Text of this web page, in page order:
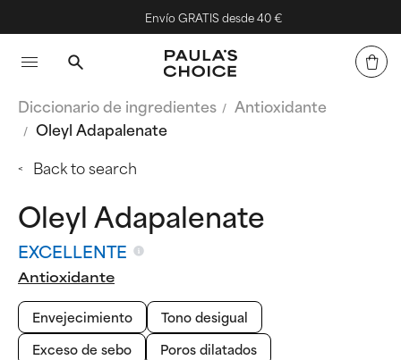
Envío GRATIS desde 40 €
Diccionario de ingredientes
Antioxidante
Oleyl Adapalenate
Back to search
Oleyl Adapalenate
EXCELLENTE
Antioxidante
Envejecimiento
Tono desigual
Exceso de sebo
Poros dilatados